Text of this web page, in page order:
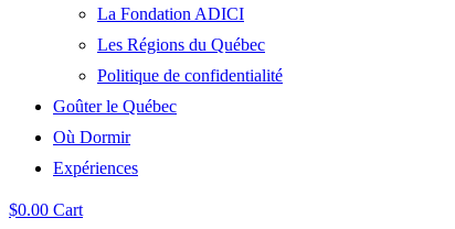
La Fondation ADICI
Les Régions du Québec
Politique de confidentialité
Goûter le Québec
Où Dormir
Expériences
$0.00 Cart